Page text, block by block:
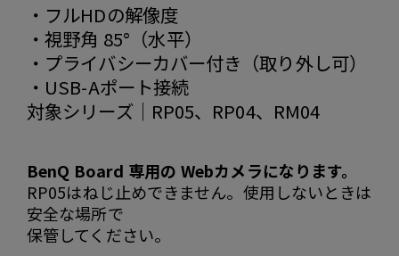
・フルHDの解像度
・視野角 85°（水平）
・プライバシーカバー付き（取り外し可）
・USB-Aポート接続
対象シリーズ｜RP05、RP04、RM04
BenQ Board 専用の Webカメラになります。
RP05はねじ止めできません。使用しないときは
安全な場所で
保管してください。